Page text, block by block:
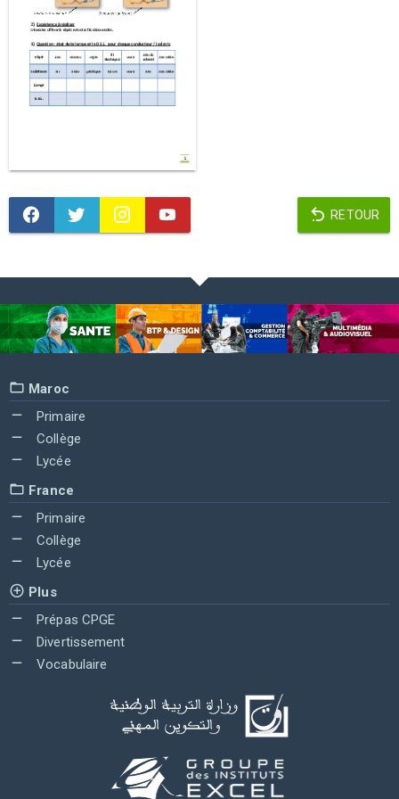
RETOUR
Maroc
Primaire
Collège
Lycée
France
Primaire
Collège
Lycée
Plus
Prépas CPGE
Divertissement
Vocabulaire